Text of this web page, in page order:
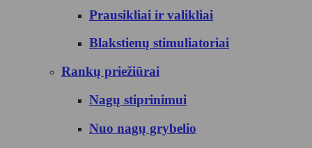
Prausikliai ir valikliai
Blakstienų stimuliatoriai
Rankų priežiūrai
Nagų stiprinimui
Nuo nagų grybelio